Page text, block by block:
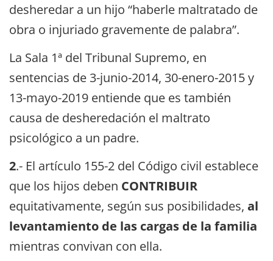
desheredar a un hijo “haberle maltratado de
obra o injuriado gravemente de palabra”.
La Sala 1ª del Tribunal Supremo, en
sentencias de 3-junio-2014, 30-enero-2015 y
13-mayo-2019 entiende que es también
causa de desheredación el maltrato
psicológico a un padre.
2.- El artículo 155-2 del Código civil establece
que los hijos deben CONTRIBUIR
equitativamente, según sus posibilidades, al
levantamiento de las cargas de la familia
mientras convivan con ella.